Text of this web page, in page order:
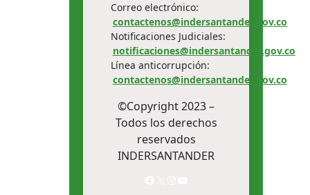
Correo electrónico:
contactenos@indersantander.gov.co
Notificaciones Judiciales:
notificaciones@indersantander.gov.co
Línea anticorrupción:
contactenos@indersantander.gov.co
©Copyright 2023 –
Todos los derechos
reservados
INDERSANTANDER